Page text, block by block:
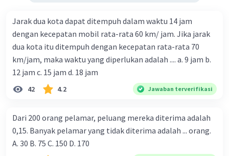
Jarak dua kota dapat ditempuh dalam waktu 14 jam
dengan kecepatan mobil rata-rata 60 km/ jam. Jika jarak
dua kota itu ditempuh dengan kecepatan rata-rata 70
km/jam, maka waktu yang diperlukan adalah .... a. 9 jam b.
12 jam c. 15 jam d. 18 jam
42 4.2 Jawaban terverifikasi
Dari 200 orang pelamar, peluang mereka diterima adalah
0,15. Banyak pelamar yang tidak diterima adalah ... orang.
A. 30 B. 75 C. 150 D. 170